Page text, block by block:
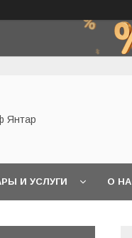
Янтар
И УСЛУГИ О